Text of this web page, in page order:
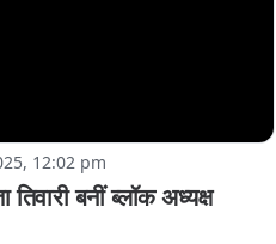
12:02 pm
बनीं ब्लॉक अध्यक्ष